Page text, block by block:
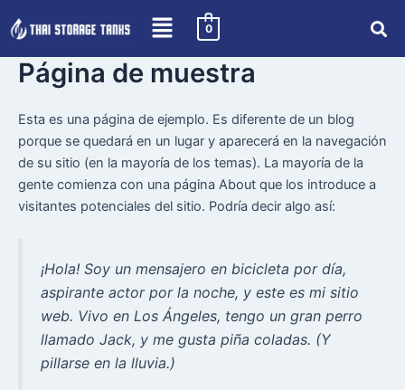
to
content
0
Página de muestra
Esta es una página de ejemplo. Es diferente de un blog
porque se quedará en un lugar y aparecerá en la navegación
de su sitio (en la mayoría de los temas). La mayoría de la
gente comienza con una página About que los introduce a
visitantes potenciales del sitio. Podría decir algo así:
¡Hola! Soy un mensajero en bicicleta por día,
aspirante actor por la noche, y este es mi sitio
web. Vivo en Los Ángeles, tengo un gran perro
llamado Jack, y me gusta piña coladas. (Y
pillarse en la lluvia.)